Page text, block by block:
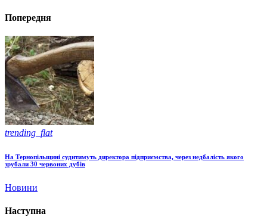
Попередня
trending_flat
На Тернопільщині судитимуть директора підприємства, через недбалість якого
зрубали 30 червоних дубів
Новини
Наступна